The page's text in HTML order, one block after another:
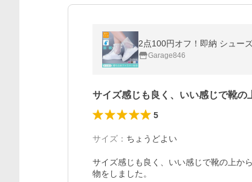
Garage846
サイズ感じも良く、いい感じで靴
5
サイズ ： ちょうどよい
サイズ感じも良く、いい感じで靴の上か
物をしました。